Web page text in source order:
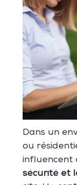
Dans un
ou
influencent
sécurité et